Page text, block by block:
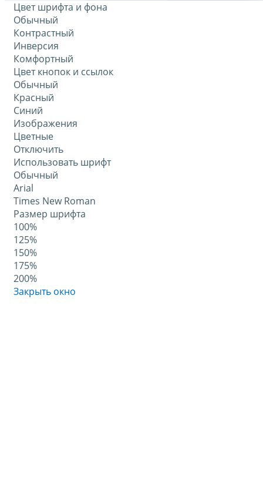
Цвет шрифта и фона
Обычный
Контрастный
Инверсия
Комфортный
Цвет кнопок и ссылок
Обычный
Красный
Синий
Изображения
Цветные
Отключить
Использовать шрифт
Обычный
Arial
Times New Roman
Размер шрифта
100%
125%
150%
175%
200%
Закрыть окно